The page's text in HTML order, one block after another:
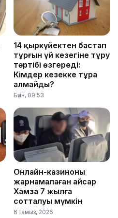
14 қыркүйектен бастап
тұрғын үй кезегіне тұру
тәртібі өзгереді:
Кімдер кезекке тұра
алмайды?
Бүгін, 09:53
Онлайн-казиноны
жарнамалаған Қайсар
Хамза 7 жылға
сотталуы мүмкін
6 тамыз, 2026